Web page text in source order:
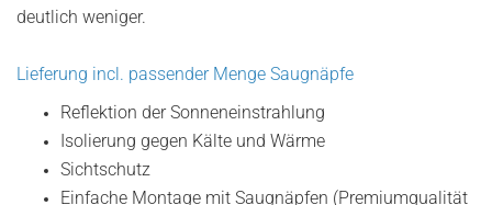
deutlich weniger.
Lieferung incl. passender Menge Saugnäpfe
Reflektion der Sonneneinstrahlung
Isolierung gegen Kälte und Wärme
Sichtschutz
Einfache Montage mit Saugnäpfen (Premiumqualität